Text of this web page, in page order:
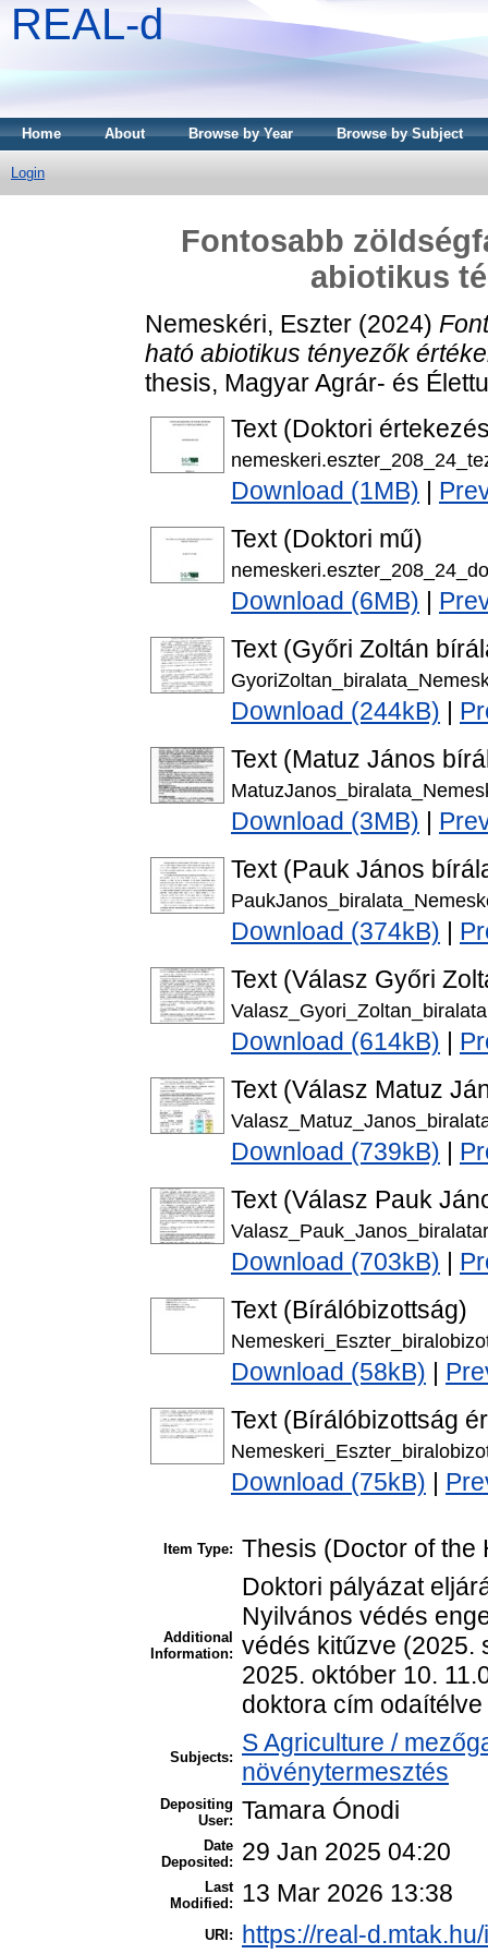
REAL-d
Home About Browse by Year Browse by Subject
Login
Fontosabb
abiotikus
Nemeskéri, Eszter (2024)
ható abiotikus tényezők
thesis, Magyar Agrár- és
Text (Doktori
Download (1MB)
Text (Doktori mű)
Download (6MB)
Text (Győri Zoltán
Download (244kB)
Text (Matuz János
Download (3MB)
Text (Pauk János
Download (374kB)
Text (Válasz Győri
Download (614kB)
Text (Válasz Matuz
Download (739kB)
Text (Válasz Pauk
Download (703kB)
Text (Bírálóbizottság)
Download (58kB)
Text (Bírálóbizottság
Download (75kB)
Item Type: Thesis (Doctor of the
Additional
Information:
Doktori pályázat
Nyilvános védés
védés kitűzve (2025.
2025. október 10.
doktora cím
Subjects:
S Agriculture /
növénytermesztés
Depositing
User: Tamara Ónodi
Date
Deposited:
29 Jan 2025 04:20
Last
Modified:
13 Mar 2026 13:38
URI: https://real-